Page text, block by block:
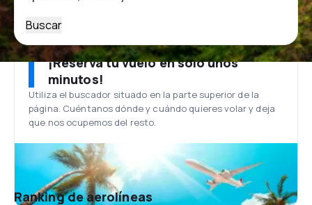
Buscar
¡Reserva tu vuelo en solo unos
minutos!
Utiliza el buscador situado en la parte superior de la
página. Cuéntanos dónde y cuándo quieres volar y deja
que nos ocupemos del resto.
Ranking de aerolíneas